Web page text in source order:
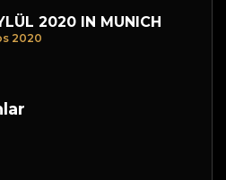
2020 IN MUNICH
2020